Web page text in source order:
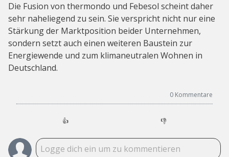
Die Fusion von thermondo und Febesol scheint daher
sehr naheliegend zu sein. Sie verspricht nicht nur eine
Stärkung der Marktposition beider Unternehmen,
sondern setzt auch einen weiteren Baustein zur
Energiewende und zum klimaneutralen Wohnen in
Deutschland.
0 Kommentare
👍 👎